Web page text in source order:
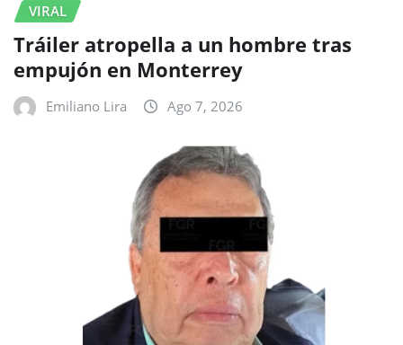
VIRAL
Tráiler atropella a un hombre tras
empujón en Monterrey
Emiliano Lira Ago 7, 2026